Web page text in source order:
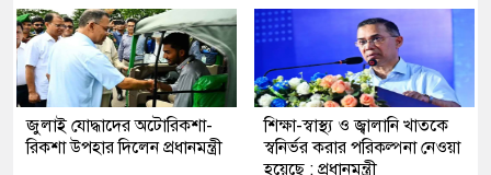
জুলাই যোদ্ধাদের অটোরিকশা-
রিকশা উপহার দিলেন প্রধানমন্ত্রী
শিক্ষা-স্বাস্থ্য ও জ্বালানি খাতকে
স্বনির্ভর করার পরিকল্পনা নেওয়া
হয়েছে : প্রধানমন্ত্রী